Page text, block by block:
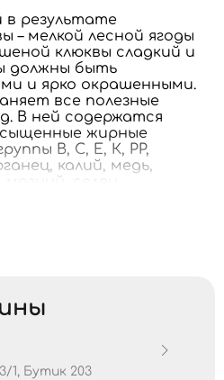
в результате
– мелкой лесной ягоды
клюквы сладкий и
должны быть
и ярко окрашенными.
все полезные
В ней содержатся
жирные
В, С, Е, К, РР,
калий, медь,
магний, селен.
и полезный перекус.
100 г
1, Бутик 203